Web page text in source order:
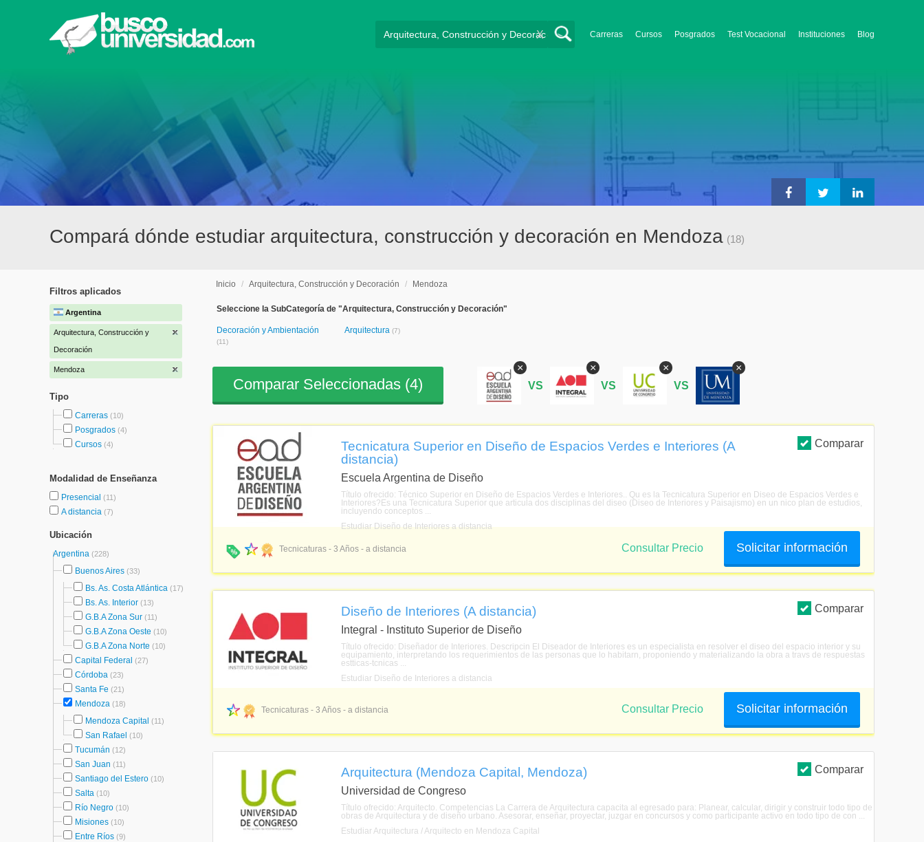
Carreras Cursos Posgrados Test Vocacional Instituciones Blog
X
Compará dónde estudiar arquitectura, construcción y decoración en Mendoza (18)
Filtros aplicados
Argentina
Arquitectura, Construcción y
Decoración
Mendoza
Tipo
Carreras (10)
Posgrados (4)
Cursos (4)
Modalidad de Enseñanza
Presencial (11)
A distancia (7)
Ubicación
Argentina (228)
Buenos Aires (33)
Bs. As. Costa Atlántica (17)
Bs. As. Interior (13)
G.B.A Zona Sur (11)
G.B.A Zona Oeste (10)
G.B.A Zona Norte (10)
Capital Federal (27)
Córdoba (23)
Santa Fe (21)
Mendoza (18)
Mendoza Capital (11)
San Rafael (10)
Tucumán (12)
San Juan (11)
Santiago del Estero (10)
Salta (10)
Río Negro (10)
Misiones (10)
Entre Ríos (9)
Inicio / Arquitectura, Construcción y Decoración / Mendoza
Seleccione la SubCategoría de "Arquitectura, Construcción y Decoración"
Decoración y Ambientación
(11)
Arquitectura (7)
Comparar Seleccionadas (4)
×
VS
×
VS
×
VS
×
Comparar
Tecnicatura Superior en Diseño de Espacios Verdes e Interiores (A
distancia)
Escuela Argentina de Diseño
Título ofrecido: Técnico Superior en Diseño de Espacios Verdes e Interiores.. Qu es la Tecnicatura Superior en Diseo de Espacios Verdes e
Interiores?Es una Tecnicatura Superior que articula dos disciplinas del diseo (Diseo de Interiores y Paisajismo) en un nico plan de estudios,
incluyendo conceptos ...
Estudiar Diseño de Interiores a distancia
Tecnicaturas - 3 Años - a distancia Solicitar información
Consultar Precio
Comparar
Diseño de Interiores (A distancia)
Integral - Instituto Superior de Diseño
Título ofrecido: Diseñador de Interiores. Descripcin El Diseador de Interiores es un especialista en resolver el diseo del espacio interior y su
equipamiento, interpretando los requerimientos de las personas que lo habitarn, proponiendo y materializando la obra a travs de respuestas
estticas-tcnicas ...
Estudiar Diseño de Interiores a distancia
Tecnicaturas - 3 Años - a distancia Solicitar información
Consultar Precio
Comparar
Arquitectura (Mendoza Capital, Mendoza)
Universidad de Congreso
Título ofrecido: Arquitecto. Competencias La Carrera de Arquitectura capacita al egresado para: Planear, calcular, dirigir y construir todo tipo de
obras de Arquitectura y de diseño urbano. Asesorar, enseñar, proyectar, juzgar en concursos y como participante activo en todo tipo de con ...
Estudiar Arquitectura / Arquitecto en Mendoza Capital